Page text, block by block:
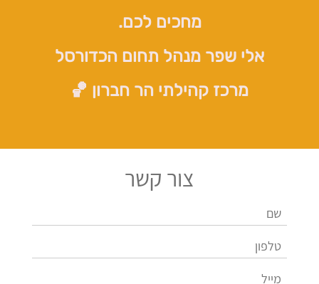
מחכים לכם.
אלי שפר מנהל תחום הכדורסל
מרכז קהילתי הר חברון 🏀
צור קשר